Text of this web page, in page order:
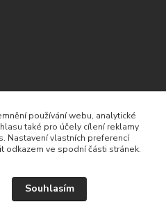
používání webu, analytické
také pro účely cílení reklamy
Nastavení vlastních preferencí
odkazem ve spodní části stránek.
Souhlasím